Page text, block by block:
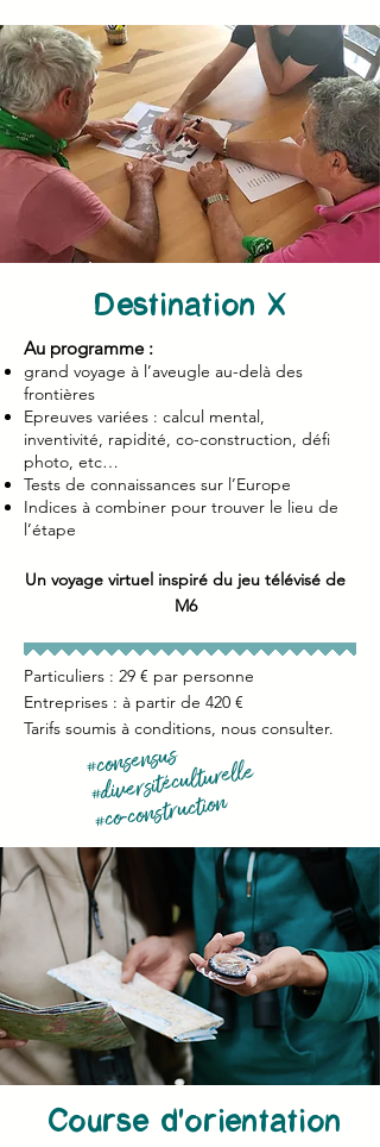
Destination X
Au programme :
grand voyage à l’aveugle au-delà des
frontières
Epreuves variées : calcul mental,
inventivité, rapidité, co-construction, défi
photo, etc…
Tests de connaissances sur l’Europe
Indices à combiner pour trouver le lieu de
l’étape
Un voyage virtuel inspiré du jeu télévisé de
M6
Particuliers : 29 € par personne
Entreprises : à partir de 420 €
Tarifs soumis à conditions, nous consulter.
#consensus
#diversitéculturelle
#co-construction
Course d'orientation